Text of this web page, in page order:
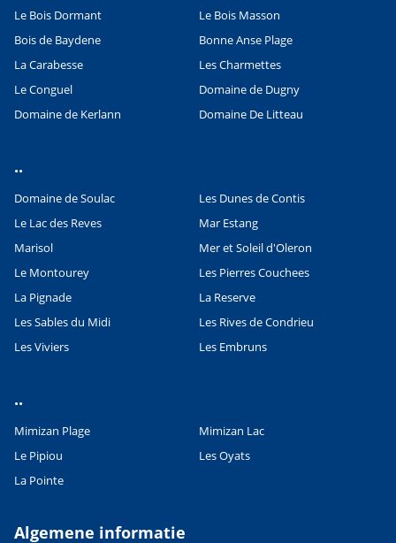
OpenStreetMapcontributors, Points © 2012 LINZ
Le Bois Dormant
Le Bois Masson
Bois de Baydene
Bonne Anse Plage
La Carabesse
Les Charmettes
Le Conguel
Domaine de Dugny
Domaine de Kerlann
Domaine De Litteau
..
Domaine de Soulac
Les Dunes de Contis
Le Lac des Reves
Mar Estang
Marisol
Mer et Soleil d'Oleron
Le Montourey
Les Pierres Couchees
La Pignade
La Reserve
Les Sables du Midi
Les Rives de Condrieu
Les Viviers
Les Embruns
..
Mimizan Plage
Mimizan Lac
Le Pipiou
Les Oyats
La Pointe
Algemene informatie